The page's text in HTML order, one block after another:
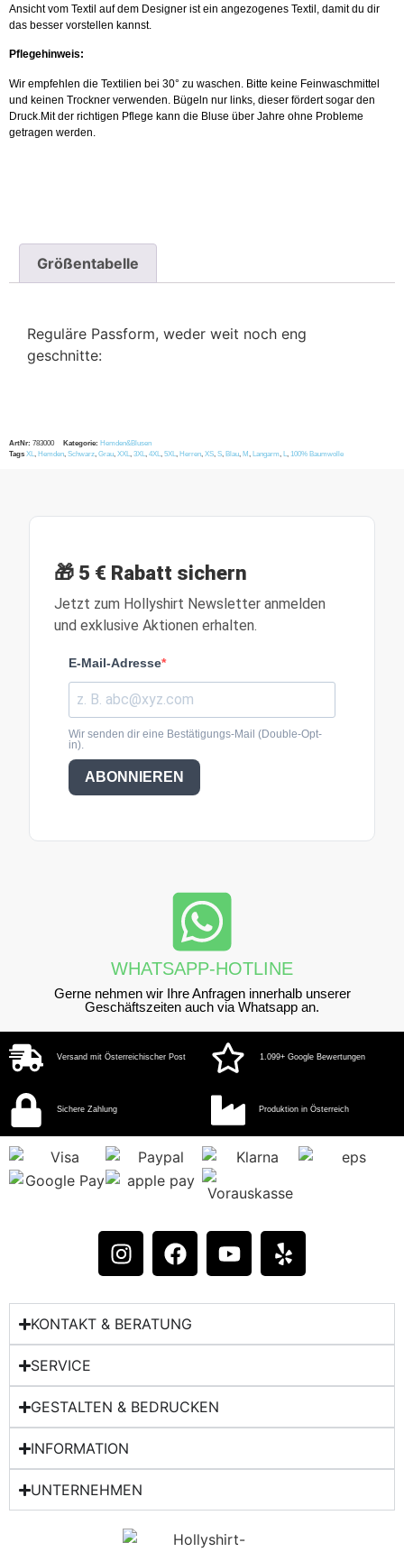
Ansicht vom Textil auf dem Designer ist ein angezogenes Textil, damit du dir
das besser vorstellen kannst.
Pflegehinweis:
Wir empfehlen die Textilien bei 30° zu waschen. Bitte keine Feinwaschmittel
und keinen Trockner verwenden. Bügeln nur links, dieser fördert sogar den
Druck.Mit der richtigen Pflege kann die Bluse über Jahre ohne Probleme
getragen werden.
Größentabelle
Reguläre Passform, weder weit noch eng
geschnitte:
ArtNr: 783000 Kategorie: Hemden&Blusen
Tags XL Hemden Schwarz Grau XXL 3XL 4XL 5XL Herren XS S Blau M Langarm L 100% Baumwolle
🎁 5 € Rabatt sichern
Jetzt zum Hollyshirt Newsletter anmelden
und exklusive Aktionen erhalten.
E-Mail-Adresse
Wir senden dir eine Bestätigungs-Mail (Double-Opt-
in).
ABONNIEREN
WHATSAPP-HOTLINE
Gerne nehmen wir Ihre Anfragen innerhalb unserer
Geschäftszeiten auch via Whatsapp an.
Versand mit Österreichischer Post 1.099+ Google Bewertungen
Sichere Zahlung Produktion in Österreich
KONTAKT & BERATUNG​
SERVICE
GESTALTEN & BEDRUCKEN
INFORMATION
UNTERNEHMEN